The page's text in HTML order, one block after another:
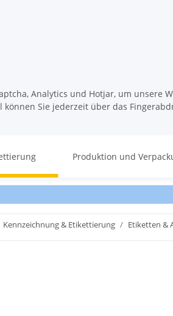
Analytics und Hotjar, um
Sie jederzeit über das
Produktion und
Kennzeichnung & Etikettierung Etiketten &